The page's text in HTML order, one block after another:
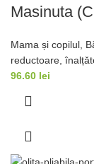
Masinuta
Mama și copilul
reductoare,
96.60 lei